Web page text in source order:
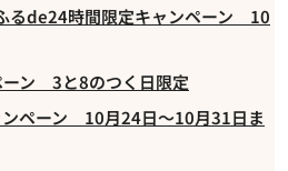
るde24時間限定キャンペーン 10
ーン 3と8のつく日限定
ンペーン 10月24日～10月31日ま